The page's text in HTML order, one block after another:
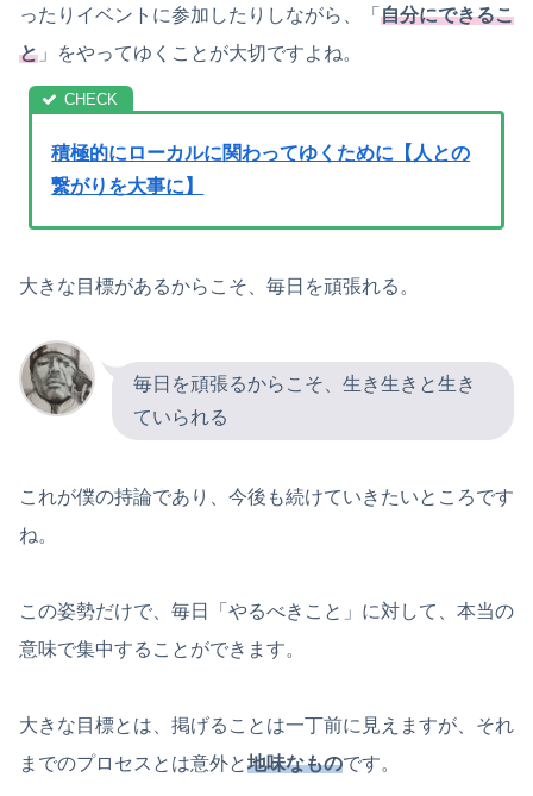
ったりイベントに参加したりしながら、「 自分にできるこ
と 」をやってゆくことが大切ですよね。
積極的にローカルに関わってゆくために【人との
繋がりを大事に】
大きな目標があるからこそ、毎日を頑張れる。
毎日を頑張るからこそ、生き生きと生き
ていられる
これが僕の持論であり、今後も続けていきたいところです
ね。
この姿勢だけで、毎日「やるべきこと」に対して、本当の
意味で集中することができます。
大きな目標とは、掲げることは一丁前に見えますが、それ
までのプロセスとは意外と地味なものです。